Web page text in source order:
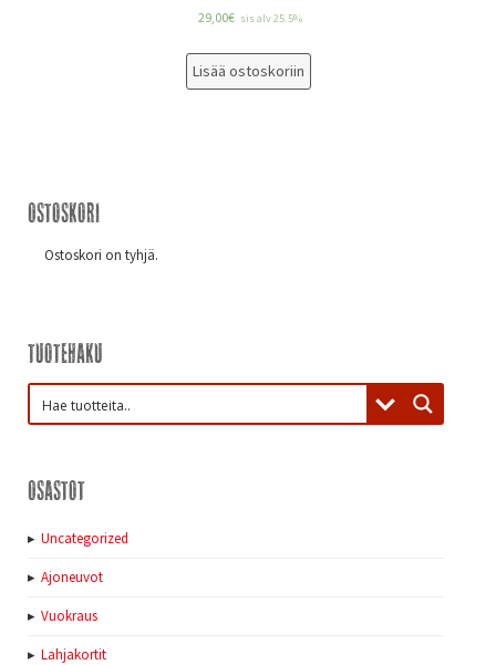
29,00€ sis alv 25.5%
Lisää ostoskoriin
Ostoskori
Ostoskori on tyhjä.
Tuotehaku
Osastot
Uncategorized
Ajoneuvot
Vuokraus
Lahjakortit